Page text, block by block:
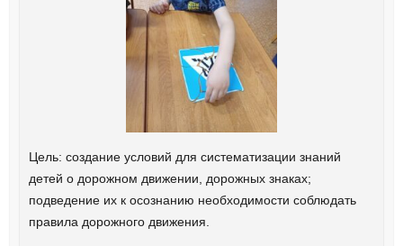
Цель: создание условий для систематизации знаний
детей о дорожном движении, дорожных знаках;
подведение их к осознанию необходимости соблюдать
правила дорожного движения.